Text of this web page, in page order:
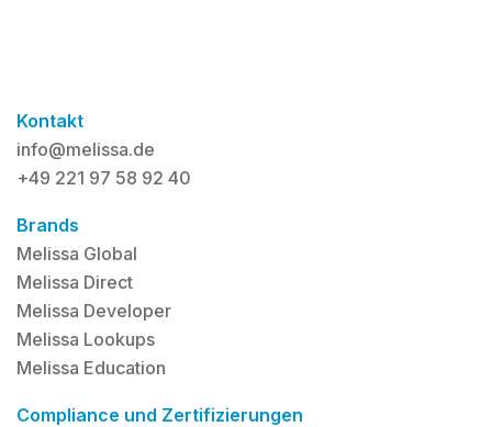
Kontakt
info@melissa.de
+49 221 97 58 92 40
Brands
Melissa Global
Melissa Direct
Melissa Developer
Melissa Lookups
Melissa Education
Compliance und Zertifizierungen